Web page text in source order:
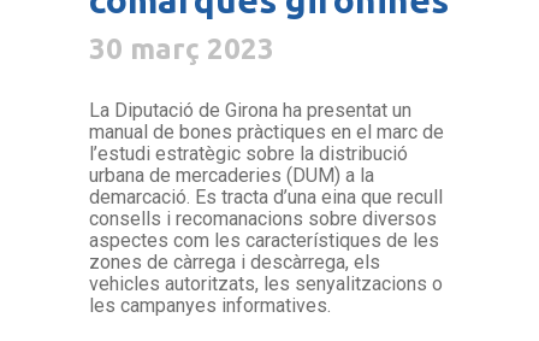
30 març 2023
La Diputació de Girona ha presentat un
manual de bones pràctiques en el marc de
l’estudi estratègic sobre la distribució
urbana de mercaderies (DUM) a la
demarcació. Es tracta d’una eina que recull
consells i recomanacions sobre diversos
aspectes com les característiques de les
zones de càrrega i descàrrega, els
vehicles autoritzats, les senyalitzacions o
les campanyes informatives.